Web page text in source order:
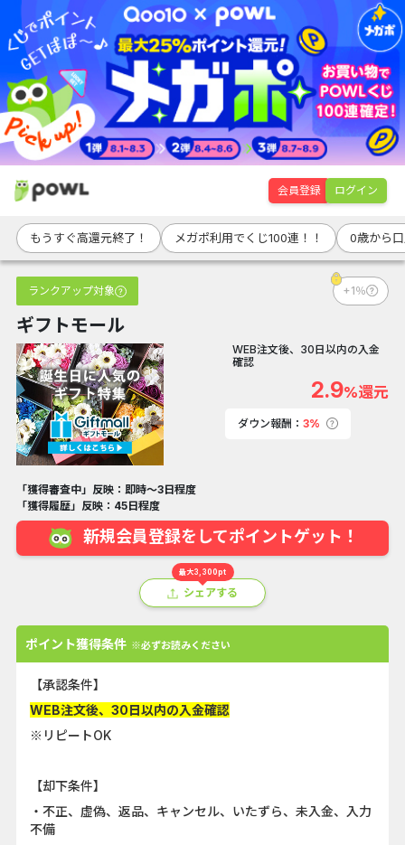
会員登録 ログイン
もうすぐ高還元終了！ メガポ利用でくじ100連！！ 0歳から
ランクアップ対象 +1％
ギフトモール
WEB注文後、30日以内の入金
確認
2.9%還元
ダウン報酬： 3%
「獲得審査中」反映：即時～3日程度
「獲得履歴」反映：45日程度
新規会員登録をしてポイントゲット！
最大3,300pt
シェアする
ポイント獲得条件 ※必ずお読みください
【承認条件】
WEB注文後、30日以内の入金確認
※リピートOK
【却下条件】
・不正、虚偽、返品、キャンセル、いたずら、未入金、入力
不備